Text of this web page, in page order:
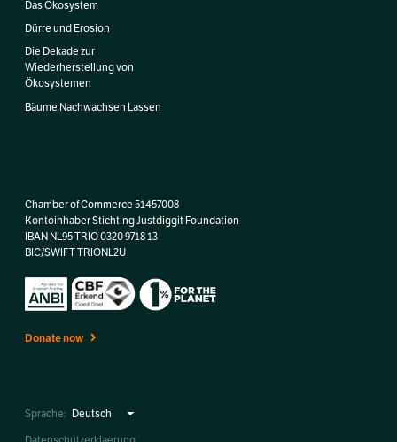
Das Ökosystem
Dürre und Erosion
Die Dekade zur
Wiederherstellung von
Ökosystemen
Bäume Nachwachsen Lassen
Chamber of Commerce 51457008
Kontoinhaber Stichting Justdiggit Foundation
IBAN NL95 TRIO 0320 9718 13
BIC/SWIFT TRIONL2U
Donate now
Sprache: